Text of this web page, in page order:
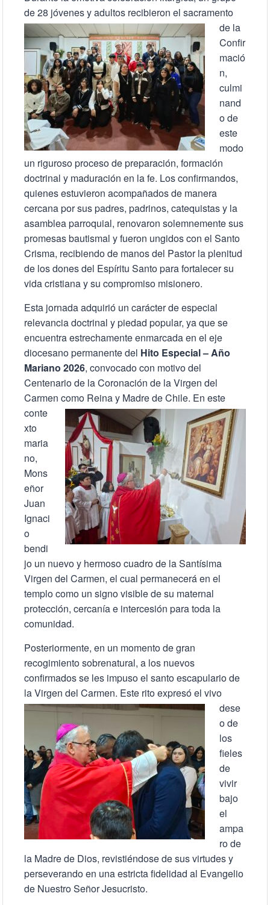
de 28 jóvenes y adultos recibieron el sacramento
de la
Confir
mació
n,
culmi
nand
o de
este
modo
un riguroso proceso de preparación, formación
doctrinal y maduración en la fe. Los confirmandos,
quienes estuvieron acompañados de manera
cercana por sus padres, padrinos, catequistas y la
asamblea parroquial, renovaron solemnemente sus
promesas bautismal y fueron ungidos con el Santo
Crisma, recibiendo de manos del Pastor la plenitud
de los dones del Espíritu Santo para fortalecer su
vida cristiana y su compromiso misionero.
Esta jornada adquirió un carácter de especial
relevancia doctrinal y piedad popular, ya que se
encuentra estrechamente enmarcada en el eje
diocesano permanente del Hito Especial – Año
Mariano 2026, convocado con motivo del
Centenario de la Coronación de la Virgen del
Carmen como Reina y Madre de Chile. En este
conte
xto
maria
no,
Mons
eñor
Juan
Ignaci
o
bendi
jo un nuevo y hermoso cuadro de la Santísima
Virgen del Carmen, el cual permanecerá en el
templo como un signo visible de su maternal
protección, cercanía e intercesión para toda la
comunidad.
Posteriormente, en un momento de gran
recogimiento sobrenatural, a los nuevos
confirmados se les impuso el santo escapulario de
la Virgen del Carmen. Este rito expresó el vivo
dese
o de
los
fieles
de
vivir
bajo
el
ampa
ro de
la Madre de Dios, revistiéndose de sus virtudes y
perseverando en una estricta fidelidad al Evangelio
de Nuestro Señor Jesucristo.